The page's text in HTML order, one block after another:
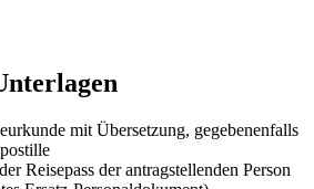
mit Übersetzung, gegebenenfalls
Reisepass der antragstellenden Person